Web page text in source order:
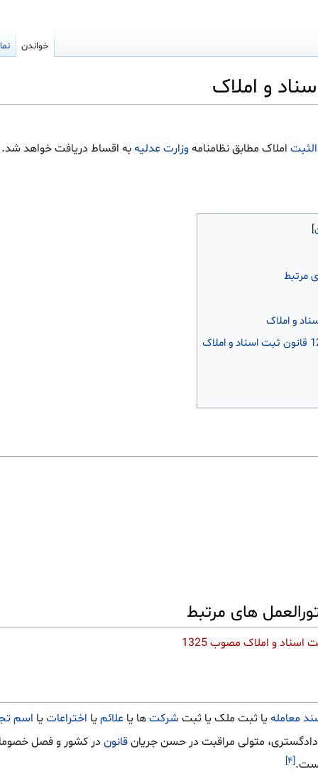
املاک مطابق نظامنامهوزارت عدلیهبه اقساط دریافت خواهد شد.
مرتبط
های مرتبط
معاملهیا ثبت ملک یا ثبت شرکتها یا علائمیا اختراعاتیا اسم
دادگستری، متولی مراقبت در حسن جریانقانوندر کشور و فصل
[۴]
خواندن